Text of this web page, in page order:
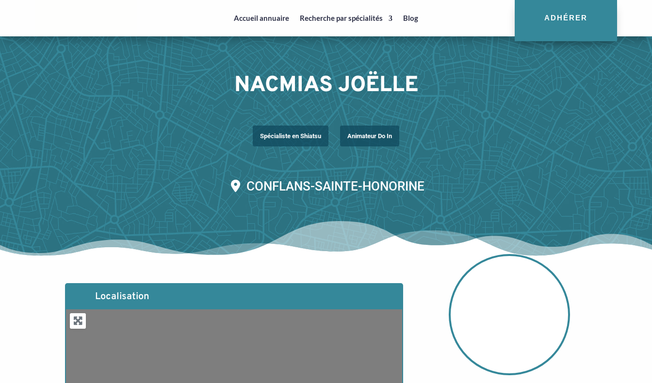
Accueil annuaire Recherche par spécialités Blog ADHÉRER
NACMIAS JOËLLE
Spécialiste en Shiatsu Animateur Do In
CONFLANS-SAINTE-HONORINE
Localisation